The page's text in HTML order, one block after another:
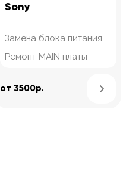
Узнать подробнее
Sony
Замена блока питания
Ремонт MAIN платы
от 3500р.